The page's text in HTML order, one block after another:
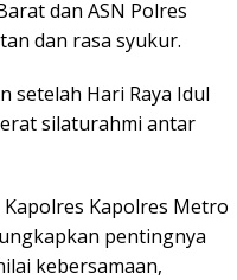
dan ASN Polres
dan rasa syukur.
setelah Hari Raya Idul
silaturahmi antar
Kapolres Metro
pentingnya
kebersamaan,